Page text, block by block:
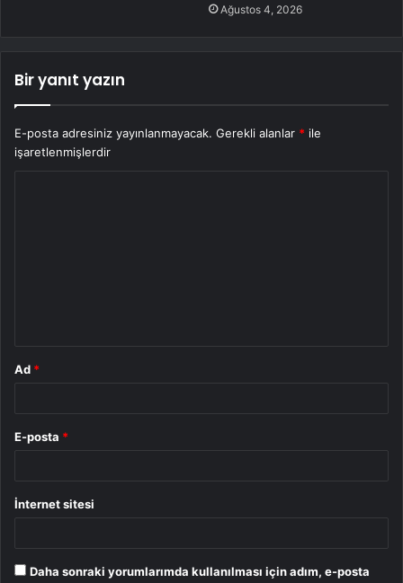
Ağustos 4, 2026
Bir yanıt yazın
E-posta adresiniz yayınlanmayacak. Gerekli alanlar * ile
işaretlenmişlerdir
Ad *
E-posta *
İnternet sitesi
Daha sonraki yorumlarımda kullanılması için adım, e-posta